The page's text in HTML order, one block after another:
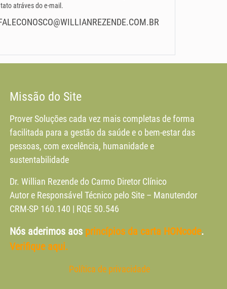
atráves do e-mail.
Missão do Site
Prover Soluções cada vez mais completas de forma
facilitada para a gestão da saúde e o bem-estar das
pessoas, com excelência, humanidade e
sustentabilidade
Dr. Willian Rezende do Carmo Diretor Clínico
Autor e Responsável Técnico pelo Site – Manutendor
CRM-SP 160.140 | RQE 50.546
Nós aderimos aos princípios da carta HONcode.
Verifique aqui.
Política de privacidade